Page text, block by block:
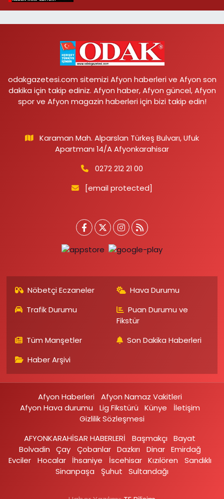
odakgazetesi.com sitemizi Afyon haberleri ve Afyon son
dakika için takip ediniz. Afyon haber, Afyon güncel, Afyon
spor ve Afyon magazin haberleri için bizi takip edin!
Karaman Mah. Alparslan Türkeş Bulvarı, Ufuk
Apartmanı 14/A Afyonkarahisar
0272 212 21 00
[email protected]
Nöbetçi Eczaneler
Hava Durumu
Trafik Durumu
Puan Durumu ve
Fikstür
Tüm Manşetler
Son Dakika Haberleri
Haber Arşivi
Afyon Haberleri
Afyon Namaz Vakitleri
Afyon Hava durumu
Lig Fikstürü Künye
İletişim
Gizlilik Sözleşmesi
AFYONKARAHİSAR HABERLERİ
Başmakçı
Bayat
Bolvadin
Çay Çobanlar Dazkırı Dinar Emirdağ‎
Evciler‎
Hocalar İhsaniye‎ İscehisar Kızılören‎
Sandıklı‎
Sinanpaşa
Şuhut Sultandağı